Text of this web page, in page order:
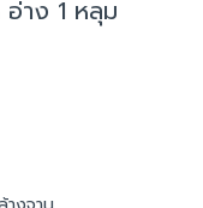
าง 1 หลุม